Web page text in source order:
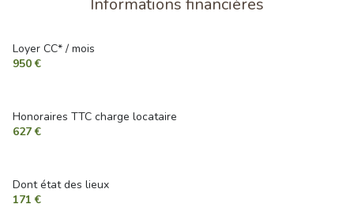
accès handicapé
Informations financières
Loyer CC* / mois
950 €
Honoraires TTC charge locataire
627 €
Dont état des lieux
171 €